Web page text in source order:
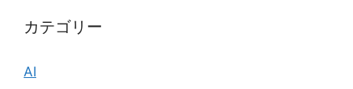
カテゴリー
AI